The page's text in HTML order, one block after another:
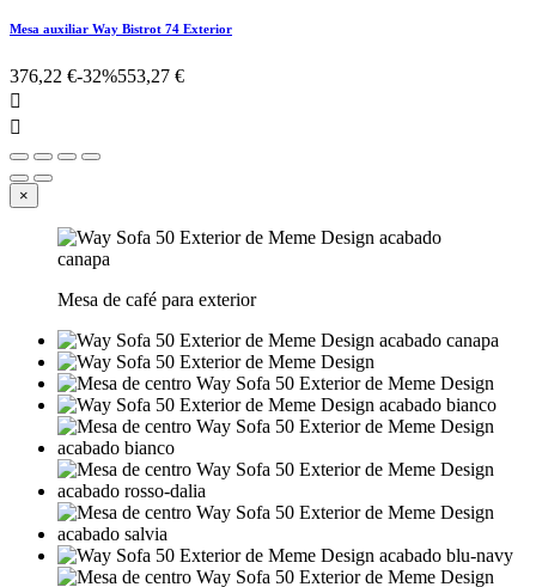
Mesa auxiliar Way Bistrot 74 Exterior
376,22 €-32%553,27 €


×
Mesa de café para exterior